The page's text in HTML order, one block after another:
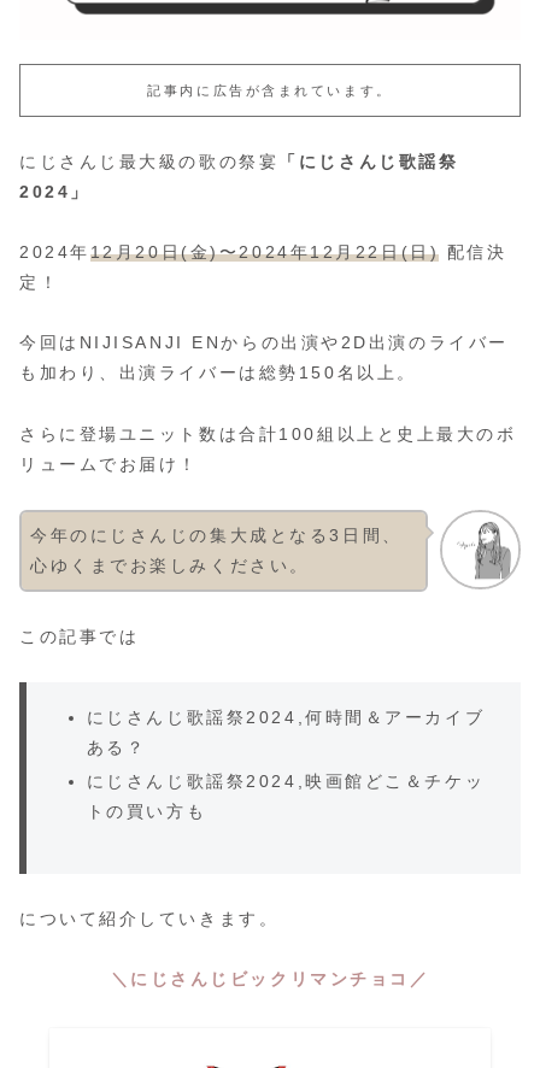
記事内に広告が含まれています。
にじさんじ最大級の歌の祭宴
「にじさんじ歌謡祭
2024」
2024年12月20日(金)〜2024年12月22日(日) 配信決
定！
今回はNIJISANJI ENからの出演や2D出演のライバー
も加わり、出演ライバーは総勢150名以上。
さらに登場ユニット数は合計100組以上と史上最大のボ
リュームでお届け！
今年のにじさんじの集大成となる3日間、
心ゆくまでお楽しみください。
この記事では
にじさんじ歌謡祭2024,何時間＆アーカイブ
ある？
にじさんじ歌謡祭2024,映画館どこ＆チケッ
トの買い方も
について紹介していきます。
＼にじさんじビックリマンチョコ／